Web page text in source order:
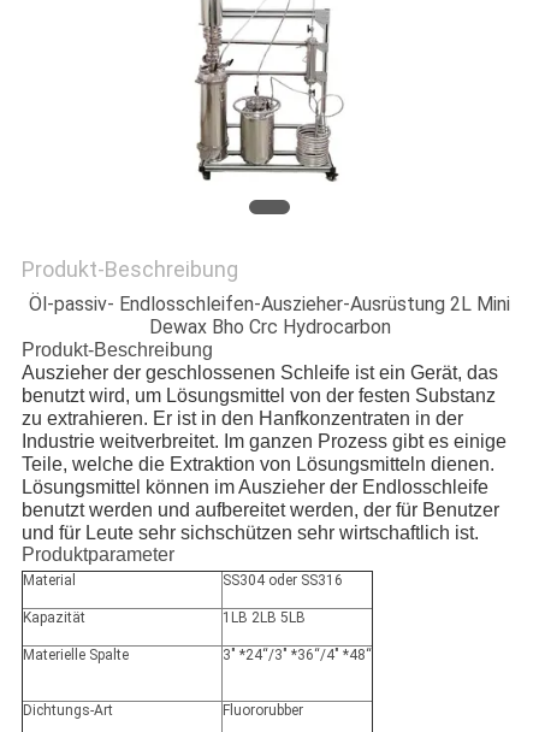
Produkt-Beschreibung
Öl-passiv- Endlosschleifen-Auszieher-Ausrüstung 2L Mini
Dewax Bho Crc Hydrocarbon
Produkt-Beschreibung
Auszieher der geschlossenen Schleife ist ein Gerät, das
benutzt wird, um Lösungsmittel von der festen Substanz
zu extrahieren. Er ist in den Hanfkonzentraten in der
Industrie weitverbreitet. Im ganzen Prozess gibt es einige
Teile, welche die Extraktion von Lösungsmitteln dienen.
Lösungsmittel können im Auszieher der Endlosschleife
benutzt werden und aufbereitet werden, der für Benutzer
und für Leute sehr sichschützen sehr wirtschaftlich ist.
Produktparameter
Material SS304 oder SS316
Kapazität 1LB 2LB 5LB
Materielle Spalte 3" *24“/3" *36“/4" *48“
Dichtungs-Art Fluororubber